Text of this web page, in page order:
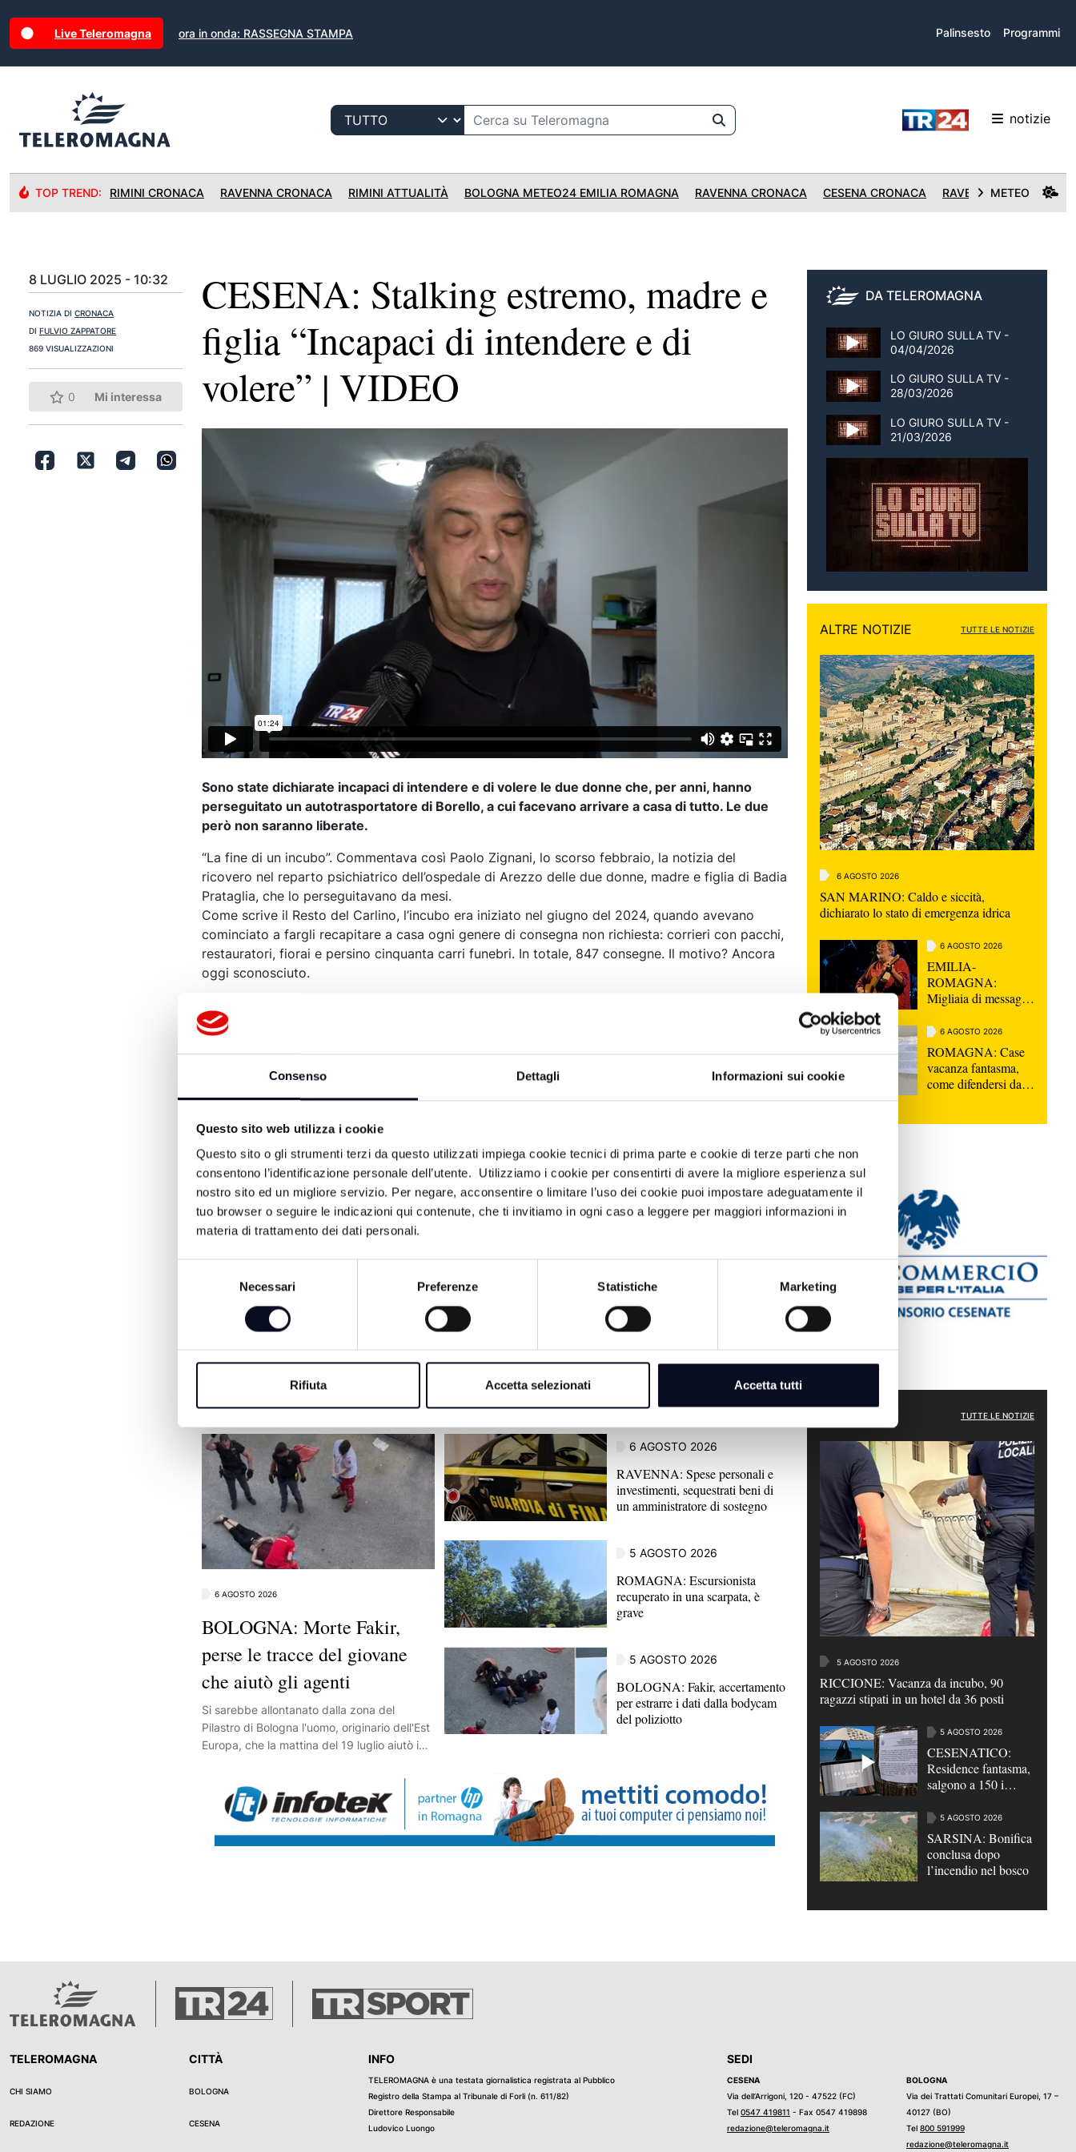
Consenso Dettagli Informazioni sui cookie
Questo sito web utilizza i cookie
Questo sito o gli strumenti terzi da questo utilizzati impiega cookie tecnici di prima parte e cookie di terze parti che non
consentono l’identificazione personale dell’utente. Utilizziamo i cookie per consentirti di avere la migliore esperienza sul
nostro sito ed un migliore servizio. Per negare, acconsentire o limitare l’uso dei cookie puoi impostare adeguatamente il
tuo browser o seguire le indicazioni qui contenute, che ti invitiamo in ogni caso a leggere per maggiori informazioni in
materia di trattamento dei dati personali.
Necessari Preferenze Statistiche Marketing
Rifiuta Accetta selezionati Accetta tutti
Live Teleromagna ora in onda: RASSEGNA STAMPA Palinsesto Programmi
notizie
TOP TREND: RIMINI CRONACA RAVENNA CRONACA RIMINI ATTUALITÀ BOLOGNA METEO24 EMILIA ROMAGNA RAVENNA CRONACA CESENA CRONACA RAVENNA CRONACA
METEO
8 LUGLIO 2025 - 10:32
NOTIZIA DI CRONACA
DI FULVIO ZAPPATORE
869 VISUALIZZAZIONI
0 Mi interessa
CESENA: Stalking estremo, madre e
figlia “Incapaci di intendere e di
volere” | VIDEO
Sono state dichiarate incapaci di intendere e di volere le due donne che, per anni, hanno
perseguitato un autotrasportatore di Borello, a cui facevano arrivare a casa di tutto. Le due
però non saranno liberate.
“La fine di un incubo”. Commentava così Paolo Zignani, lo scorso febbraio, la notizia del
ricovero nel reparto psichiatrico dell’ospedale di Arezzo delle due donne, madre e figlia di Badia
Prataglia, che lo perseguitavano da mesi.
Come scrive il Resto del Carlino, l’incubo era iniziato nel giugno del 2024, quando avevano
cominciato a fargli recapitare a casa ogni genere di consegna non richiesta: corrieri con pacchi,
restauratori, fiorai e persino cinquanta carri funebri. In totale, 847 consegne. Il motivo? Ancora
oggi sconosciuto.
concittadini di Badia Prataglia, tanto che, a seguito delle numerose denunce ricevute, il sindaco
Cinque mesi dopo il ricovero, madre e figlia sono state dichiarate incapaci di intendere e di
volere e verranno trasferite in due strutture psichiatriche specializzate.
a Badia Prataglia — pur non conoscendo personalmente le due donne — avevano raggiunto
livelli estremi: madre e figlia persino a pubblicare annunci online con falsi appuntamenti sessuali,
dirottando gli uomini direttamente a casa sua, a tutte le ore del giorno e della notte.
Una vicenda dai contorni surreali che si conclude, per ora, con l'intervento della giustizia e della
sanità, ponendo fine a mesi di vessazioni inspiegabili e angoscianti.
6 AGOSTO 2026
BOLOGNA: Morte Fakir,
perse le tracce del giovane
che aiutò gli agenti
Si sarebbe allontanato dalla zona del
Pilastro di Bologna l'uomo, originario dell'Est
Europa, che la mattina del 19 luglio aiutò i
un'azione ripresa da video filmati dai
residenti. Secondo quanto si apprende il
testimone, che viveva in zona, se ne
sarebbe andato dopo aver ricevuto minacce
luglio al Pilastro, per ricordare Fakir, alcuni
conoscenti avevano detto che l'uomo era
preoccupato per la sua incolumità.
6 AGOSTO 2026
RAVENNA: Spese personali e
investimenti, sequestrati beni di
un amministratore di sostegno
5 AGOSTO 2026
ROMAGNA: Escursionista
recuperato in una scarpata, è
grave
5 AGOSTO 2026
BOLOGNA: Fakir, accertamento
per estrarre i dati dalla bodycam
del poliziotto
DA TELEROMAGNA
LO GIURO SULLA TV -
04/04/2026
LO GIURO SULLA TV -
28/03/2026
LO GIURO SULLA TV -
21/03/2026
ALTRE NOTIZIE TUTTE LE NOTIZIE
6 AGOSTO 2026
SAN MARINO: Caldo e siccità,
dichiarato lo stato di emergenza idrica
6 AGOSTO 2026
EMILIA-
ROMAGNA:
Migliaia di messaggi
Guccini, "Non
morirà mai"
6 AGOSTO 2026
ROMAGNA: Case
vacanza fantasma,
come difendersi dalle
TUTTE LE NOTIZIE
5 AGOSTO 2026
RICCIONE: Vacanza da incubo, 90
ragazzi stipati in un hotel da 36 posti
5 AGOSTO 2026
CESENATICO:
Residence fantasma,
salgono a 150 i
VIDEO
5 AGOSTO 2026
SARSINA: Bonifica
conclusa dopo
l’incendio nel bosco
TELEROMAGNA
CHI SIAMO
REDAZIONE
CITTÀ
BOLOGNA
CESENA
INFO
TELEROMAGNA è una testata giornalistica registrata al Pubblico
Registro della Stampa al Tribunale di Forli (n. 611/82)
Direttore Responsabile
Ludovico Luongo
SEDI
CESENA
Via dell’Arrigoni, 120 - 47522 (FC)
Tel 0547 419811 - Fax 0547 419898
redazione@teleromagna.it
BOLOGNA
Via dei Trattati Comunitari Europei, 17 –
40127 (BO)
Tel 800 591999
redazione@teleromagna.it